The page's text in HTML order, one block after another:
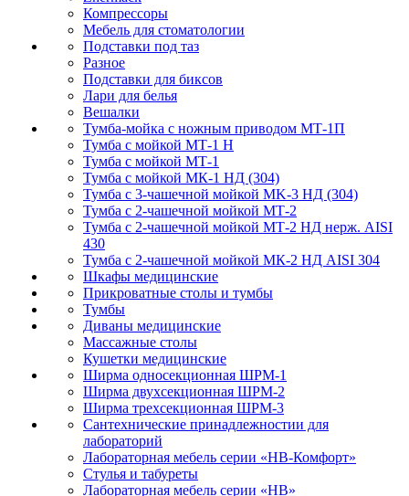
Компрессоры
Мебель для стоматологии
Подставки под таз
Разное
Подставки для биксов
Лари для белья
Вешалки
Тумба-мойка с ножным приводом МТ-1П
Тумба с мойкой МТ-1 Н
Тумба с мойкой МТ-1
Тумба с мойкой МК-1 НД (304)
Тумба с 3-чашечной мойкой МK-3 НД (304)
Тумба с 2-чашечной мойкой МТ-2
Тумба с 2-чашечной мойкой МТ-2 НД нерж. AISI
430
Тумба с 2-чашечной мойкой МК-2 НД AISI 304
Шкафы медицинские
Прикроватные столы и тумбы
Тумбы
Диваны медицинские
Массажные столы
Кушетки медицинские
Ширма односекционная ШРМ-1
Ширма двухсекционная ШРМ-2
Ширма трехсекционная ШРМ-3
Сантехнические принадлежностии для
лабораторий
Лабораторная мебель серии «НВ-Комфорт»
Стулья и табуреты
Лабораторная мебель серии «НВ»